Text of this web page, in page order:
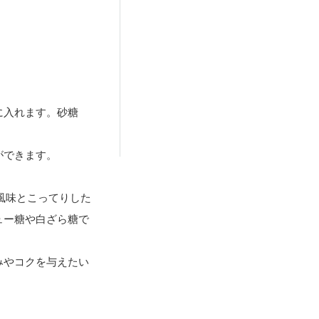
れます。砂糖
きます。
味とこってりした
糖や白ざら糖で
コクを与えたい